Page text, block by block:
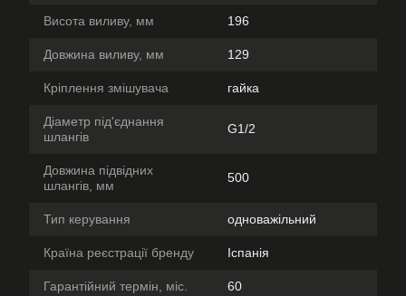
Висота виливу, мм 196
Довжина виливу, мм 129
Кріплення змішувача гайка
Діаметр під'єднання
шлангів
G1/2
Довжина підвідних
шлангів, мм
500
Тип керування одноважільний
Країна реєстрації бренду Іспанія
Гарантійний термін, міс. 60